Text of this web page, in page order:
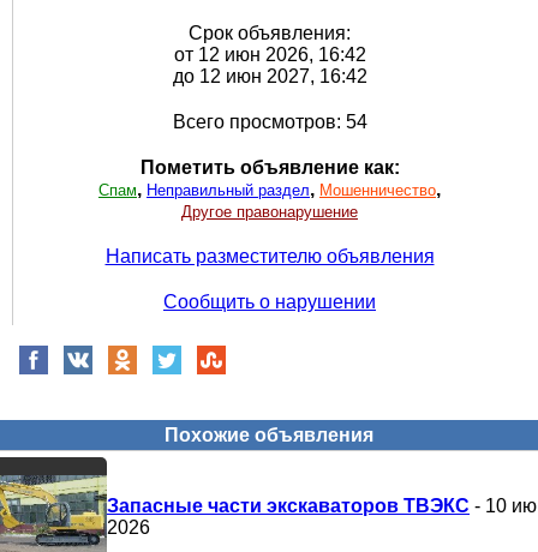
Срок объявления:
от 12 июн 2026, 16:42
до 12 июн 2027, 16:42
Всего просмотров: 54
Пометить объявление как:
Спам, Неправильный раздел, Мошенничество,
Другое правонарушение
Написать разместителю объявления
Сообщить о нарушении
Похожие объявления
Запасные части экскаваторов ТВЭКС - 10
2026